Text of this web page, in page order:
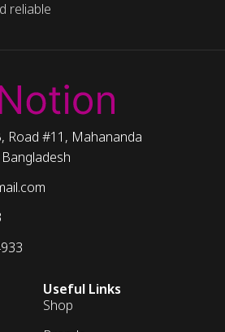
reliable
Road #11, Mahananda
Useful Links
Shop